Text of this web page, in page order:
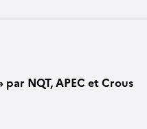
NQT, APEC et Crous